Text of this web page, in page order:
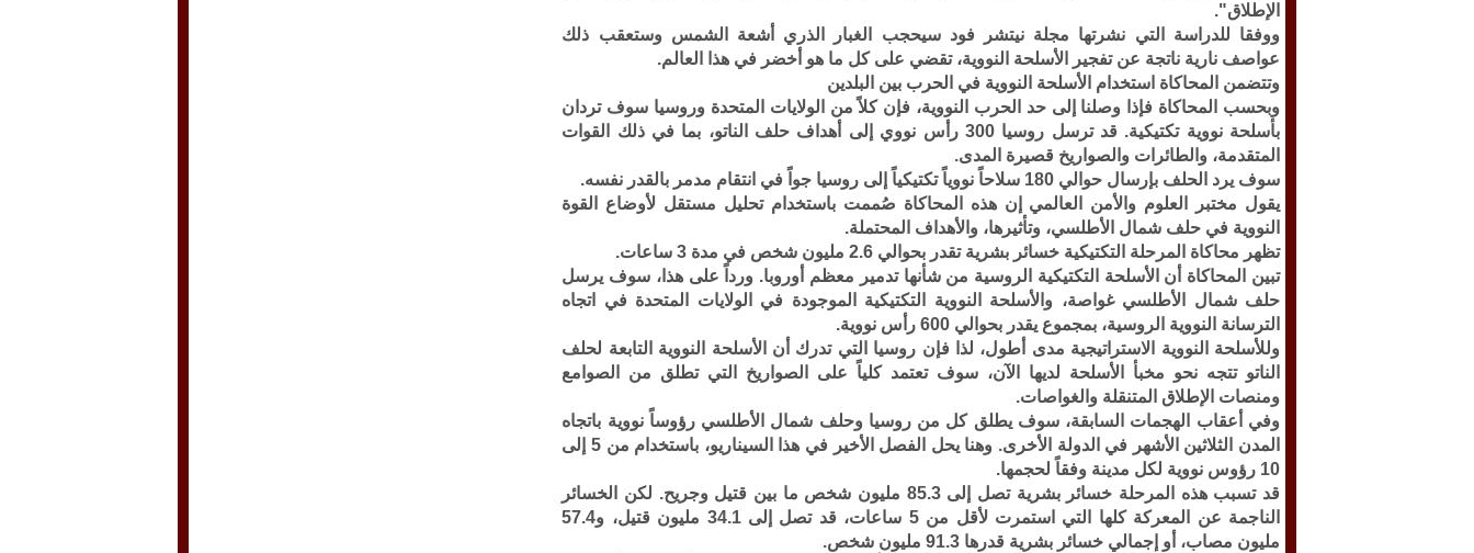
الإطلاق".
ووفقا للدراسة التي نشرتها مجلة نيتشر فود سيحجب الغبار الذري أشعة الشمس وستعقب ذلك
عواصف نارية ناتجة عن تفجير الأسلحة النووية، تقضي على كل ما هو أخضر في هذا العالم.
وتتضمن المحاكاة استخدام الأسلحة النووية في الحرب بين البلدين
وبحسب المحاكاة فإذا وصلنا إلى حد الحرب النووية، فإن كلاً من الولايات المتحدة وروسيا سوف تردان
بأسلحة نووية تكتيكية. قد ترسل روسيا 300 رأس نووي إلى أهداف حلف الناتو، بما في ذلك القوات
المتقدمة، والطائرات والصواريخ قصيرة المدى.
سوف يرد الحلف بإرسال حوالي 180 سلاحاً نووياً تكتيكياً إلى روسيا جواً في انتقام مدمر بالقدر نفسه.
يقول مختبر العلوم والأمن العالمي إن هذه المحاكاة صُممت باستخدام تحليل مستقل لأوضاع القوة
النووية في حلف شمال الأطلسي، وتأثيرها، والأهداف المحتملة.
تظهر محاكاة المرحلة التكتيكية خسائر بشرية تقدر بحوالي 2.6 مليون شخص في مدة 3 ساعات.
تبين المحاكاة أن الأسلحة التكتيكية الروسية من شأنها تدمير معظم أوروبا. ورداً على هذا، سوف يرسل
حلف شمال الأطلسي غواصة، والأسلحة النووية التكتيكية الموجودة في الولايات المتحدة في اتجاه
الترسانة النووية الروسية، بمجموع يقدر بحوالي 600 رأس نووية.
وللأسلحة النووية الاستراتيجية مدى أطول، لذا فإن روسيا التي تدرك أن الأسلحة النووية التابعة لحلف
الناتو تتجه نحو مخبأ الأسلحة لديها الآن، سوف تعتمد كلياً على الصواريخ التي تطلق من الصوامع
ومنصات الإطلاق المتنقلة والغواصات.
وفي أعقاب الهجمات السابقة، سوف يطلق كل من روسيا وحلف شمال الأطلسي رؤوساً نووية باتجاه
المدن الثلاثين الأشهر في الدولة الأخرى. وهنا يحل الفصل الأخير في هذا السيناريو، باستخدام من 5 إلى
10 رؤوس نووية لكل مدينة وفقاً لحجمها.
قد تسبب هذه المرحلة خسائر بشرية تصل إلى 85.3 مليون شخص ما بين قتيل وجريح. لكن الخسائر
الناجمة عن المعركة كلها التي استمرت لأقل من 5 ساعات، قد تصل إلى 34.1 مليون قتيل، و57.4
مليون مصاب، أو إجمالي خسائر بشرية قدرها 91.3 مليون شخص.